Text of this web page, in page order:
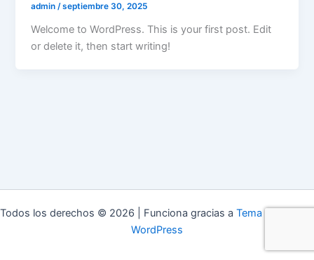
admin /septiembre 30, 2025
Welcome to WordPress. This is your first post. Edit
or delete it, then start writing!
Todos los derechos © 2026 | Funciona gracias a Tema Astra para
WordPress